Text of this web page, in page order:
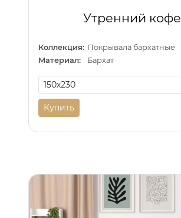
Утренний кофе
Коллекция: Покрывала бархатные
Материал:
Бархат
Купить